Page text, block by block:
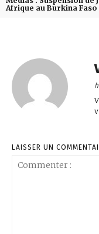
Afrique au Burkina Faso
LAISSER UN